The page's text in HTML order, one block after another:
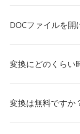
DOCファイルを開
変換にどのくらい
変換は無料ですか